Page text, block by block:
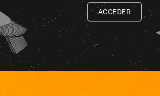
ACCEDER